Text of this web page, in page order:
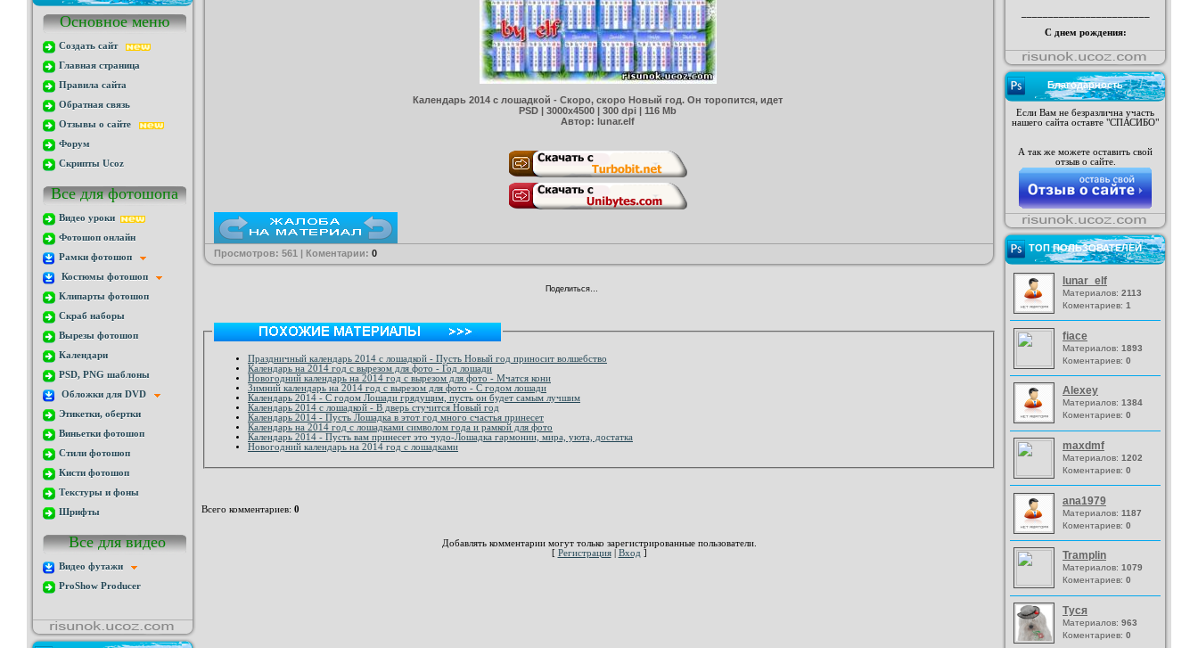
Основное меню
Создать сайт
Главная страница
Правила сайта
Обратная связь
Отзывы о сайте
Форум
Скрипты Ucoz
Все для фотошопа
Видео уроки
Фотошоп онлайн
Рамки фотошоп
Костюмы фотошоп
Клипарты фотошоп
Скраб наборы
Вырезы фотошоп
Календари
PSD, PNG шаблоны
Обложки для DVD
Этикетки, обертки
Виньетки фотошоп
Стили фотошоп
Кисти фотошоп
Текстуры и фоны
Шрифты
Все для видео
Видео футажи
ProShow Producer
Календарь 2014 с лошадкой - Скоро, скоро Новый год. Он торопится, идет
PSD | 3000x4500 | 300 dpi | 116 Mb
Автор: lunar.elf
Просмотров: 561 | Коментарии: 0
Поделиться…
Праздничный календарь 2014 с лошадкой - Пусть Новый год приносит волшебство
Календарь на 2014 год с вырезом для фото - Год лошади
Новогодний календарь на 2014 год с вырезом для фото - Мчатся кони
Зимний календарь на 2014 год с вырезом для фото - С годом лошади
Календарь 2014 - С годом Лошади грядущим, пусть он будет самым лучшим
Календарь 2014 с лошадкой - В дверь стучится Новый год
Календарь 2014 - Пусть Лошадка в этот год много счастья принесет
Календарь на 2014 год с лошадками символом года и рамкой для фото
Календарь 2014 - Пусть вам принесет это чудо-Лошадка гармонии, мира, уюта, достатка
Новогодний календарь на 2014 год с лошадками
Всего комментариев: 0
Добавлять комментарии могут только зарегистрированные пользователи.
[ Регистрация| Вход ]
С днем рождения:
Благодарность
Если Вам не безразлична участь
нашего сайта оставте "СПАСИБО"
А так же можете оставить свой
отзыв о сайте.
ТОП ПОЛЬЗОВАТЕЛЕЙ
lunar_elf
Материалов: 2113
Коментариев: 1
fiace
Материалов: 1893
Коментариев: 0
Alexey
Материалов: 1384
Коментариев: 0
maxdmf
Материалов: 1202
Коментариев: 0
ana1979
Материалов: 1187
Коментариев: 0
Tramplin
Материалов: 1079
Коментариев: 0
Туся
Материалов: 963
Коментариев: 0